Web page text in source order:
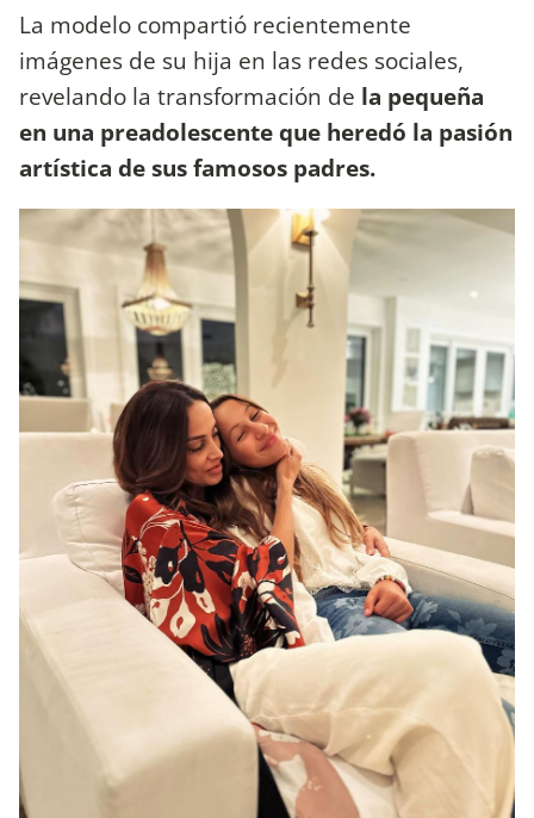
La modelo compartió recientemente
imágenes de su hija en las redes sociales,
revelando la transformación de la pequeña
en una preadolescente que heredó la pasión
artística de sus famosos padres.